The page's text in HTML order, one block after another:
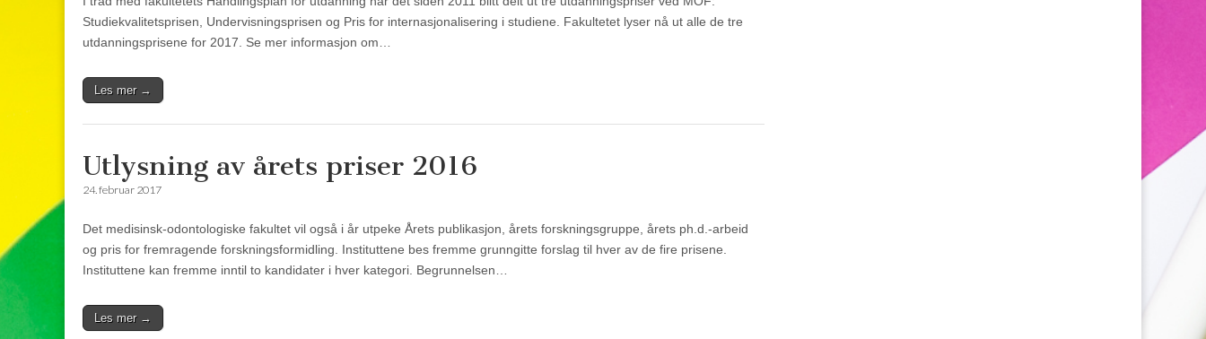
Studiekvalitetsprisen, Undervisningsprisen og Pris for internasjonalisering i studiene. Fakultetet lyser nå ut alle de tre
utdanningsprisene for 2017. Se mer informasjon om…
Les mer →
Utlysning av årets priser 2016
24. februar 2017
Det medisinsk-odontologiske fakultet vil også i år utpeke Årets publikasjon, årets forskningsgruppe, årets ph.d.-arbeid
og pris for fremragende forskningsformidling. Instituttene bes fremme grunngitte forslag til hver av de fire prisene.
Instituttene kan fremme inntil to kandidater i hver kategori. Begrunnelsen…
Les mer →